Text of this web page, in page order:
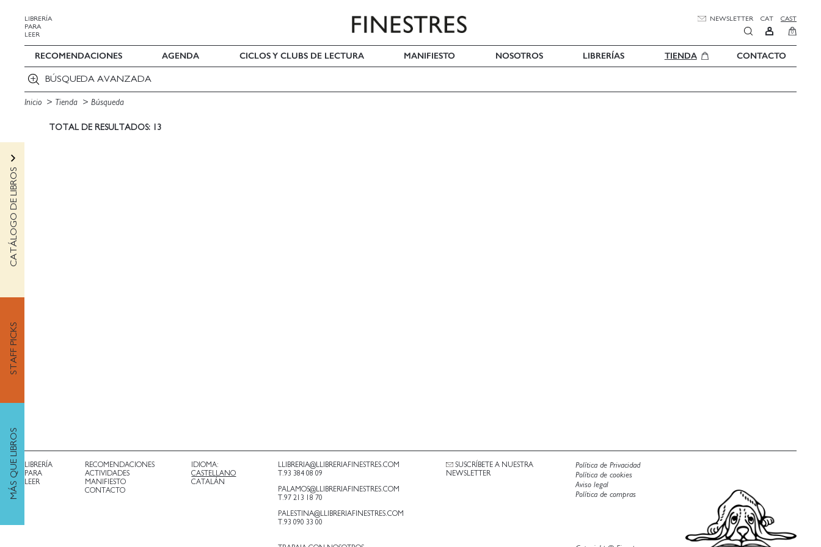
LIBRERÍA
PARA
LEER
NEWSLETTER CAT CAST
0
RECOMENDACIONES AGENDA CICLOS Y CLUBS DE LECTURA MANIFIESTO NOSOTROS LIBRERÍAS TIENDA CONTACTO
BÚSQUEDA AVANZADA
Inicio Tienda Búsqueda
TOTAL DE RESULTADOS: 13
CATÁLOGO DE LIBROS
STAFF PICKS
MÁS QUE LIBROS
LIBRERÍA
PARA
LEER
RECOMENDACIONES
ACTIVIDADES
MANIFIESTO
CONTACTO
IDIOMA:
CASTELLANO
CATALÁN
LLIBRERIA@LLIBRERIAFINESTRES.COM
T.93 384 08 09
PALAMOS@LLIBRERIAFINESTRES.COM
T.97 213 18 70
PALESTINA@LLIBRERIAFINESTRES.COM
T.93 090 33 00
SUSCRÍBETE A NUESTRA
NEWSLETTER
Política de Privacidad
Política de cookies
Aviso legal
Política de compras